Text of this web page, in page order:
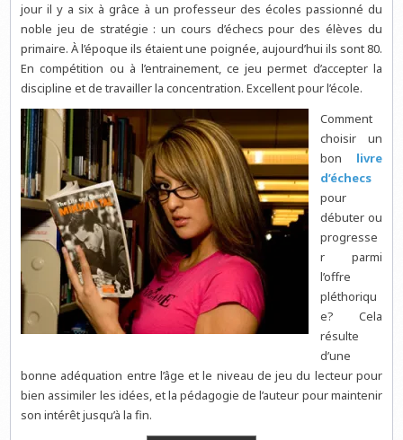
jour il y a six à grâce à un professeur des écoles passionné du
noble jeu de stratégie : un cours d’échecs pour des élèves du
primaire. À l’époque ils étaient une poignée, aujourd’hui ils sont 80.
En compétition ou à l’entrainement, ce jeu permet d’accepter la
discipline et de travailler la concentration. Excellent pour l’école.
Comment
choisir un
bon livre
d’échecs
pour
débuter ou
progresse
r parmi
l’offre
pléthoriqu
e? Cela
résulte
d’une
bonne adéquation entre l’âge et le niveau de jeu du lecteur pour
bien assimiler les idées, et la pédagogie de l’auteur pour maintenir
son intérêt jusqu’à la fin.